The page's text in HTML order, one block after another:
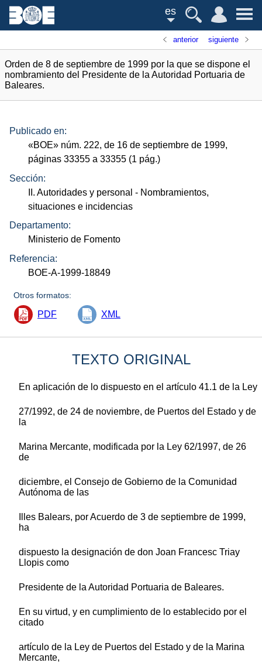
es
anterior siguiente
Orden de 8 de septiembre de 1999 por la que se dispone el
nombramiento del Presidente de la Autoridad Portuaria de
Baleares.
Publicado en:
«BOE» núm. 222, de 16 de septiembre de 1999,
páginas 33355 a 33355 (1 pág.)
Sección:
II. Autoridades y personal - Nombramientos,
situaciones e incidencias
Departamento:
Ministerio de Fomento
Referencia:
BOE-A-1999-18849
Otros formatos:
PDF XML
TEXTO ORIGINAL
En aplicación de lo dispuesto en el artículo 41.1 de la Ley
27/1992, de 24 de noviembre, de Puertos del Estado y de
la
Marina Mercante, modificada por la Ley 62/1997, de 26
de
diciembre, el Consejo de Gobierno de la Comunidad
Autónoma de las
Illes Balears, por Acuerdo de 3 de septiembre de 1999,
ha
dispuesto la designación de don Joan Francesc Triay
Llopis como
Presidente de la Autoridad Portuaria de Baleares.
En su virtud, y en cumplimiento de lo establecido por el
citado
artículo de la Ley de Puertos del Estado y de la Marina
Mercante,